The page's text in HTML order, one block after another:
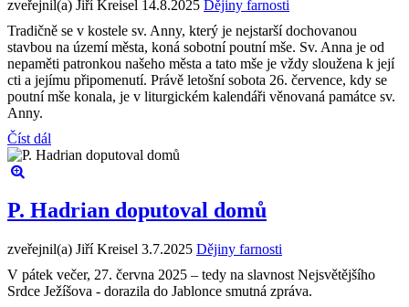
zveřejnil(a) Jiří Kreisel 14.8.2025 Dějiny farnosti
Tradičně se v kostele sv. Anny, který je nejstarší dochovanou
stavbou na území města, koná sobotní poutní mše. Sv. Anna je od
nepaměti patronkou našeho města a tato mše je vždy sloužena k její
cti a jejímu připomenutí. Právě letošní sobota 26. července, kdy se
poutní mše konala, je v liturgickém kalendáři věnovaná památce sv.
Anny.
Číst dál
P. Hadrian doputoval domů
zveřejnil(a) Jiří Kreisel 3.7.2025 Dějiny farnosti
V pátek večer, 27. června 2025 – tedy na slavnost Nejsvětějšího
Srdce Ježíšova - dorazila do Jablonce smutná zpráva.